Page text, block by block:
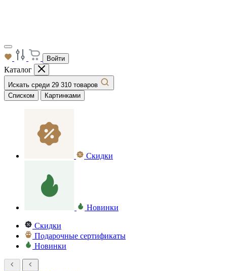
Войти
Каталог
Искать среди 29 310 товаров
Списком
Картинками
Скидки
Новинки
Скидки
Подарочные сертификаты
Новинки